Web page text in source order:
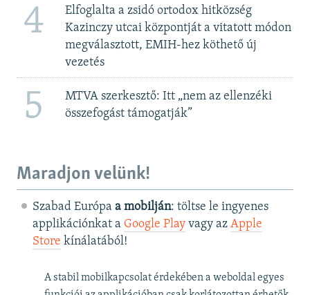
4
Elfoglalta a zsidó ortodox hitközség
Kazinczy utcai központját a vitatott módon
megválasztott, EMIH-hez köthető új
vezetés
5
MTVA szerkesztő: Itt „nem az ellenzéki
összefogást támogatják”
Maradjon velünk!
Szabad Európa a mobilján: töltse le ingyenes
applikációnkat a Google Playvagy az Apple
Store kínálatából!
A stabil mobilkapcsolat érdekében a weboldal egyes